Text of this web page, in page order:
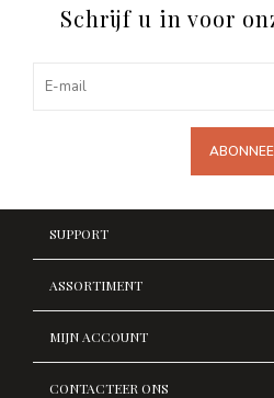
Schrijf u in voor
SUPPORT
ASSORTIMENT
MIJN ACCOUNT
CONTACTEER ONS